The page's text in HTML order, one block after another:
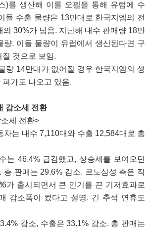
)를 생산해 이를 오펠을 통해 유럽에 수
들 수출 물량은 13만대로 한국지엠의 전
의 30%가 넘음. 지난해 내수 판매량 18만
량. 이들 물량이 유럽에서 생산된다면 구
것으로 보임.
량 14만대가 없어질 경우 한국지엠의 생
가도 나오고 있음.
감소세 전환
세 전환>
차는 내수 7,110대와 수출 12,584대로 총
는 46.4% 급감했고, 상승세를 보여오던
총 판매는 29.6% 감소. 르노삼성 측은 작
가 출시되면서 큰 인기를 끈 기저효과로
감소폭이 컸다고 설명. 긴 추석 연휴도
감소, 수출은 33.1% 감소. 총 판매는